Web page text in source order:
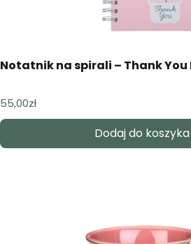
Notatnik na spirali – Thank You
55,00zł
Dodaj do koszyka